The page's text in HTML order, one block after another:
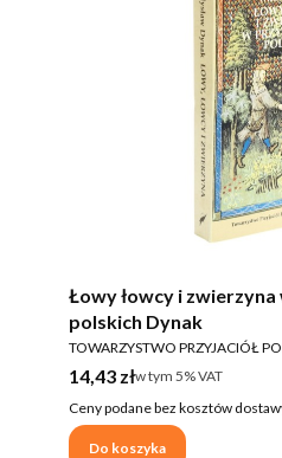
Łowy łowcy i zwierzyna
polskich Dynak
PRODUCENT
TOWARZYSTWO PRZYJACIÓŁ
Cena brutto
14,43 złw tym %s VAT
w tym 5%VAT
Ceny podane bez kosztów
Do koszyka